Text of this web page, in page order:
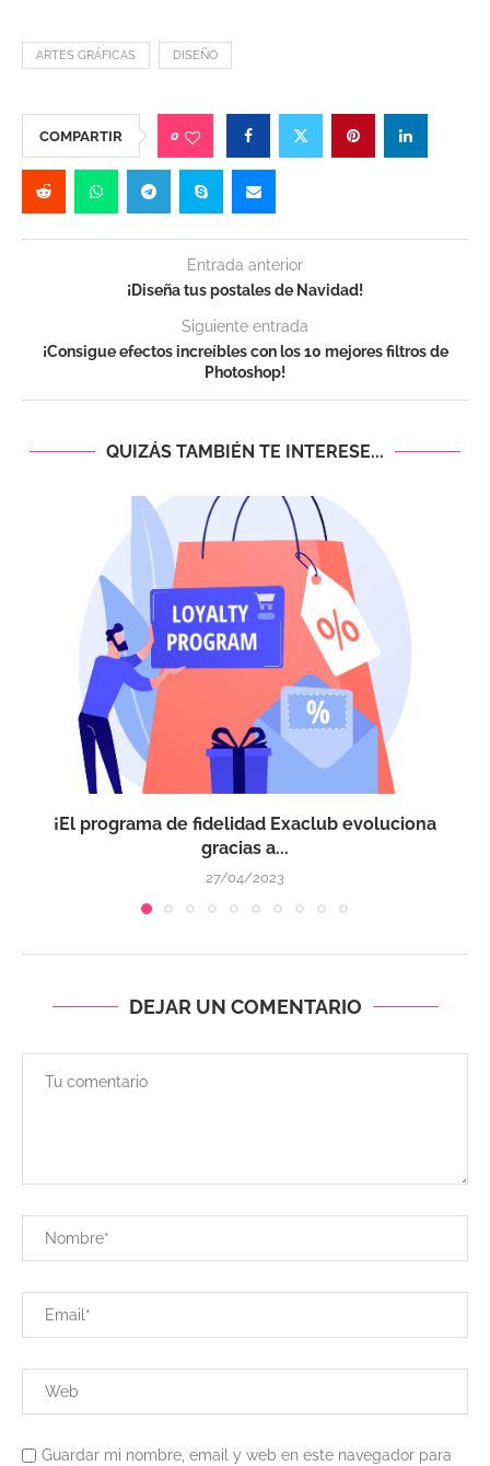
ARTES GRÁFICAS DISEÑO
COMPARTIR 0
Entrada anterior
¡Diseña tus postales de Navidad!
Siguiente entrada
¡Consigue efectos increíbles con los 10 mejores filtros de
Photoshop!
QUIZÁS TAMBIÉN TE INTERESE...
¡El programa de fidelidad Exaclub evoluciona
gracias a...
27/04/2023
DEJAR UN COMENTARIO
Guardar mi nombre, email y web en este navegador para